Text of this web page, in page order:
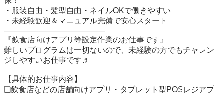
・服装自由・髪型自由・ネイルOKで働きやすい
・未経験歓迎＆マニュアル完備で安心スタート
—————————————
『飲食店向けアプリ等設定作業のお仕事です』
難しいプログラムは一切ないので、未経験の方でもチャレン
ジしやすいお仕事です♬
【具体的お仕事内容】
❑飲食店などの店舗向けアプリ・タブレット型POSレジアプ